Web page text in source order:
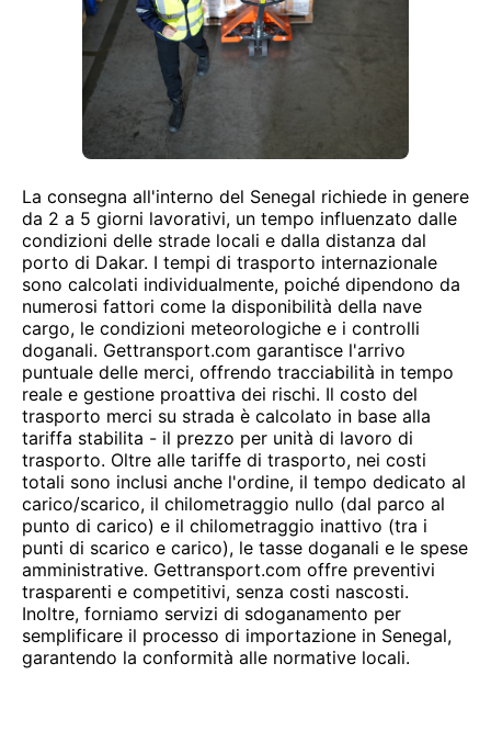
La consegna all'interno del Senegal richiede in genere
da 2 a 5 giorni lavorativi, un tempo influenzato dalle
condizioni delle strade locali e dalla distanza dal
porto di Dakar. I tempi di trasporto internazionale
sono calcolati individualmente, poiché dipendono da
numerosi fattori come la disponibilità della nave
cargo, le condizioni meteorologiche e i controlli
doganali. Gettransport.com garantisce l'arrivo
puntuale delle merci, offrendo tracciabilità in tempo
reale e gestione proattiva dei rischi. Il costo del
trasporto merci su strada è calcolato in base alla
tariffa stabilita - il prezzo per unità di lavoro di
trasporto. Oltre alle tariffe di trasporto, nei costi
totali sono inclusi anche l'ordine, il tempo dedicato al
carico/scarico, il chilometraggio nullo (dal parco al
punto di carico) e il chilometraggio inattivo (tra i
punti di scarico e carico), le tasse doganali e le spese
amministrative. Gettransport.com offre preventivi
trasparenti e competitivi, senza costi nascosti.
Inoltre, forniamo servizi di sdoganamento per
semplificare il processo di importazione in Senegal,
garantendo la conformità alle normative locali.